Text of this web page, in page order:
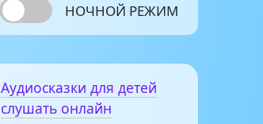
НОЧНОЙ РЕЖИМ
Аудиосказки для детей
слушать онлайн